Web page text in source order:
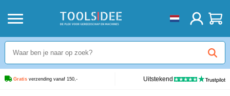
Gratis verzending vanaf 150,- Uitstekend